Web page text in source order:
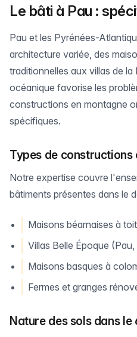
Le bâti à Pau :
Pau et les Pyrénées-
architecture variée, des
traditionnelles aux villas de la
océanique favorise les
constructions en montagne
spécifiques.
Types de constructions
Notre expertise couvre
bâtiments présentes dans le
Maisons béarnaises à
Villas Belle Époque (Pau,
Maisons basques à
Fermes et granges
Nature des sols dans le